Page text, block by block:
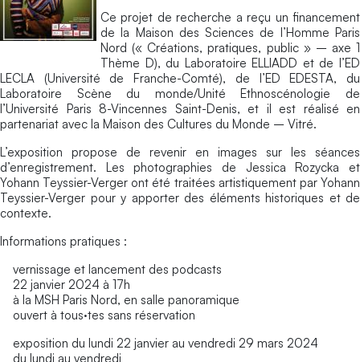
Ce projet de recherche a reçu un financement
de la Maison des Sciences de l’Homme Paris
Nord (« Créations, pratiques, public » – axe 1
Thème D), du Laboratoire ELLIADD et de l’ED
LECLA (Université de Franche-Comté), de l’ED EDESTA, du
Laboratoire Scène du monde/Unité Ethnoscénologie de
l’Université Paris 8-Vincennes Saint-Denis, et il est réalisé en
partenariat avec la Maison des Cultures du Monde – Vitré.
L’exposition propose de revenir en images sur les séances
d’enregistrement. Les photographies de Jessica Rozycka et
Yohann Teyssier-Verger ont été traitées artistiquement par Yohann
Teyssier-Verger pour y apporter des éléments historiques et de
contexte.
Informations pratiques :
vernissage et lancement des podcasts
22 janvier 2024 à 17h
à la MSH Paris Nord, en salle panoramique
ouvert à tous·tes sans réservation
exposition du lundi 22 janvier au vendredi 29 mars 2024
du lundi au vendredi